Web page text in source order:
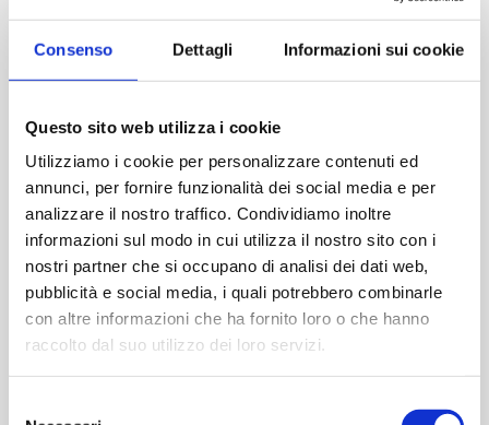
Consenso Dettagli Informazioni sui cookie
Questo sito web utilizza i cookie
Utilizziamo i cookie per personalizzare contenuti ed
annunci, per fornire funzionalità dei social media e per
analizzare il nostro traffico. Condividiamo inoltre
informazioni sul modo in cui utilizza il nostro sito con i
nostri partner che si occupano di analisi dei dati web,
pubblicità e social media, i quali potrebbero combinarle
con altre informazioni che ha fornito loro o che hanno
raccolto dal suo utilizzo dei loro servizi.
Modalità e luogo del
trattamento dei Dati
Modalità di trattamento
Il Titolare adotta le opportune misure di sicurezza volte
ad impedire l’accesso, la divulgazione, la modifica o la
distruzione non autorizzate dei Dati Personali.
Il trattamento viene effettuato mediante strumenti
informatici e/o telematici, con modalità organizzative e
con logiche strettamente correlate alle finalità indicate.
Oltre al Titolare, in alcuni casi, potrebbero avere accesso
ai Dati altri soggetti coinvolti nell’organizzazione di